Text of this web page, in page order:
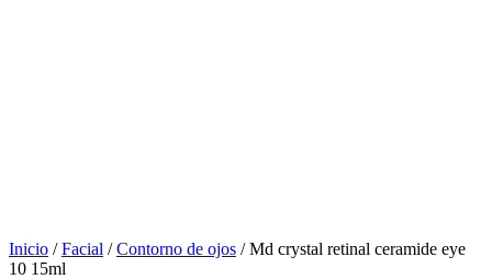
Inicio /Facial /Contorno de ojos / Md crystal retinal ceramide eye
10 15ml